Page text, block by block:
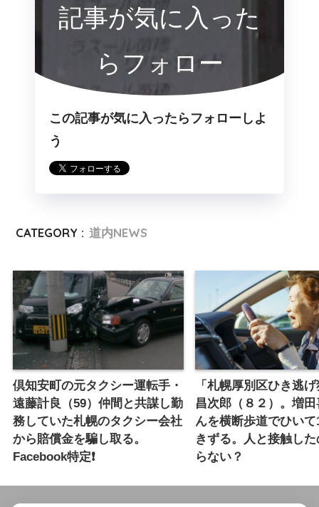
記事が気に入った
らフォロー
この記事が気に入ったらフォローしよ
う
CATEGORY : 道内NEWS
倶知安町の元タクシー運転手・
遠藤計良（59）仲間と共謀し勤
務していた札幌のタクシー会社
から賠償金を騙し取る。
Facebook特定❗️
「札幌厚別区ひき逃
昌次郎（８２）。増
んを横断歩道でひい
きずる。人と接触し
らない？